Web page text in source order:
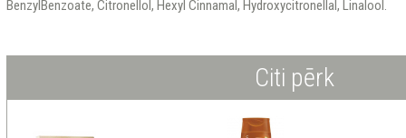
BenzylBenzoate, Citronellol, Hexyl Cinnamal, Hydroxycitronellal, Linalool.
Citi pērk